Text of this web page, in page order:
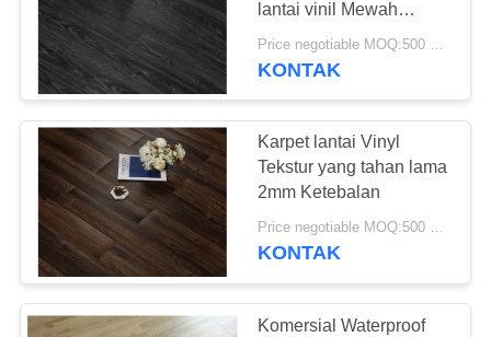
lantai vinil Mewah
papan vinil
KONTAK
Karpet lantai Vinyl
Tekstur yang tahan lama
2mm Ketebalan
Price negotiable MOQ:500 meter persegi
KONTAK
Komersial Waterproof